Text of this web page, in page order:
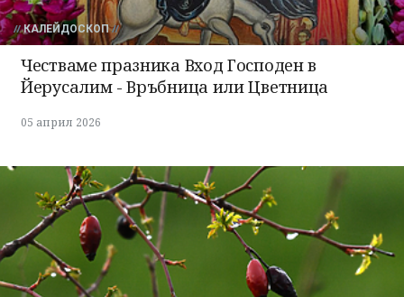
КАЛЕЙДОСКОП
Честваме празника Вход Господен в
Йерусалим - Връбница или Цветница
05 април 2026